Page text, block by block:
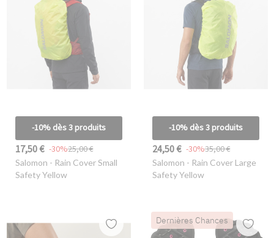
-10% dès 3 produits
17,50 € 25,00 €
-30%
Salomon - Rain Cover Small
Safety Yellow
-10% dès 3 produits
24,50 € 35,00 €
-30%
Salomon - Rain Cover Large
Safety Yellow
Dernières Chances